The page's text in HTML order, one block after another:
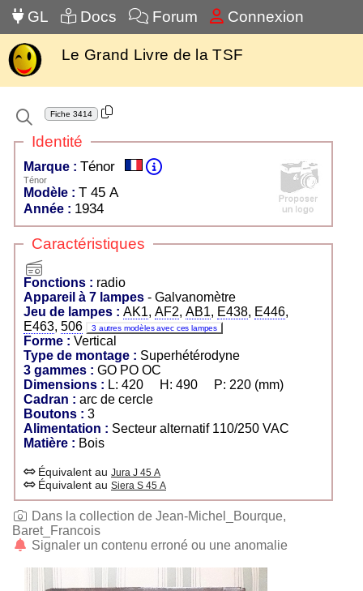
GL Docs Forum Connexion
Le Grand Livre de la TSF
Fiche 3414
Identité
Marque : Ténor
Ténor
Modèle : T 45 A
Année : 1934
Caractéristiques
Fonctions : radio
Appareil à 7 lampes - Galvanomètre
Jeu de lampes : AK1, AF2, AB1, E438, E446,
E463, 506 3 autres modèles avec ces lampes
Forme : Vertical
Type de montage : Superhétérodyne
3 gammes :
GO PO OC
Dimensions : L: 420 H: 490 P: 220 (mm)
Cadran : arc de cercle
Boutons : 3
Alimentation : Secteur alternatif 110/250 VAC
Matière : Bois
Équivalent au Jura J 45 A
Équivalent au Siera S 45 A
Dans la collection de Jean-Michel_Bourque,
Baret_Francois
Signaler un contenu erroné ou une anomalie